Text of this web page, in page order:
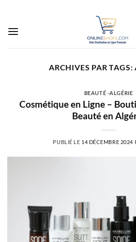
contenu
ARCHIVES PAR TAGS:
BEAUTÉ -ALGÉRIE
Cosmétique en Ligne –
Beauté en
PUBLIÉ LE 14 DÉCEMBRE 2024